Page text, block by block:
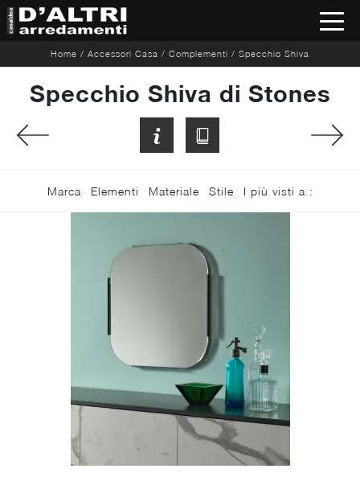
Home / Accessori Casa / Complementi / Specchio Shiva
Specchio Shiva di Stones
Marca Elementi Materiale Stile I più visti a :